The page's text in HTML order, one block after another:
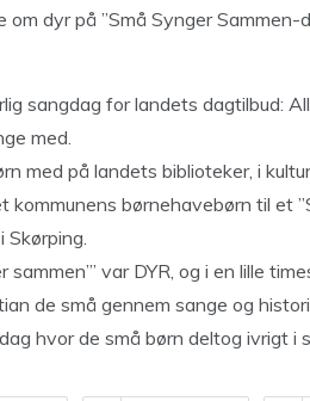
dyr på ”Små Synger Sammen-
sangdag for landets dagtilbud:
med.
med på landets biblioteker, i
kommunens børnehavebørn til et
Skørping.
var DYR, og i en lille
de små gennem sange og
hvor de små børn deltog ivrigt i